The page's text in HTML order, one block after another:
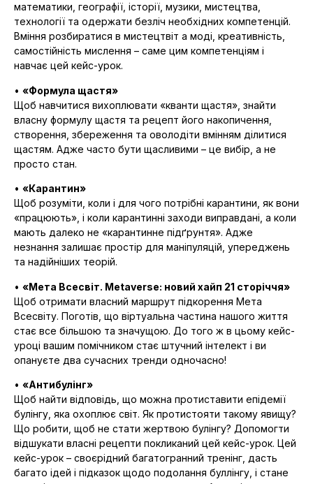
математики, географії, історії, музики, мистецтва,
технології та одержати безліч необхідних компетенцій.
Вміння розбиратися в мистецтвіт а моді, креативність,
самостійність мислення – саме цим компетенціям і
навчає цей кейс-урок.
• «Формула щастя»
Щоб навчитися вихоплювати «кванти щастя», знайти
власну формулу щастя та рецепт його накопичення,
створення, збереження та оволодіти вмінням ділитися
щастям. Адже часто бути щасливими – це вибір, а не
просто стан.
• «Карантин»
Щоб розуміти, коли і для чого потрібні карантини, як вони
«працюють», і коли карантинні заходи виправдані, а коли
мають далеко не «карантинне підґрунтя». Адже
незнання залишає простір для маніпуляцій, упереджень
та надійніших теорій.
• «Мета Всесвіт. Metaverse: новий хайп 21 сторіччя»
Щоб отримати власний маршрут підкорення Мета
Всесвіту. Поготів, що віртуальна частина нашого життя
стає все більшою та значущою. До того ж в цьому кейс-
уроці вашим помічником стає штучний інтелект і ви
опануєте два сучасних тренди одночасно!
• «Антибулінг»
Щоб найти відповідь, що можна протиставити епідемії
булінгу, яка охоплює світ. Як протистояти такому явищу?
Що робити, щоб не стати жертвою булінгу? Допомогти
відшукати власні рецепти покликаний цей кейс-урок. Цей
кейс-урок – своєрідний багатогранний тренінг, дасть
багато ідей і підказок щодо подолання буллінгу, і стане